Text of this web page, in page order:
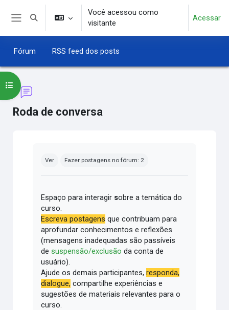
Ir para o conteúdo principal
Alternar entrada de pesquisa
Você acessou como
visitante
Acessar
Fórum RSS feed dos posts
Roda de conversa
Abrir índice do curso
Ver Fazer postagens no fórum: 2
Espaço para interagir sobre a temática do
curso.
Escreva postagens que contribuam para
aprofundar conhecimentos e reflexões
(mensagens inadequadas são passíveis
desuspensão/exclusão da conta de
usuário).
Ajude os demais participantes,responda,
dialogue, compartilhe experiências e
sugestões de materiais relevantes para o
curso.